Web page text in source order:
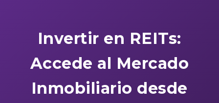
Invertir en REITs:
Accede al Mercado
Inmobiliario desde